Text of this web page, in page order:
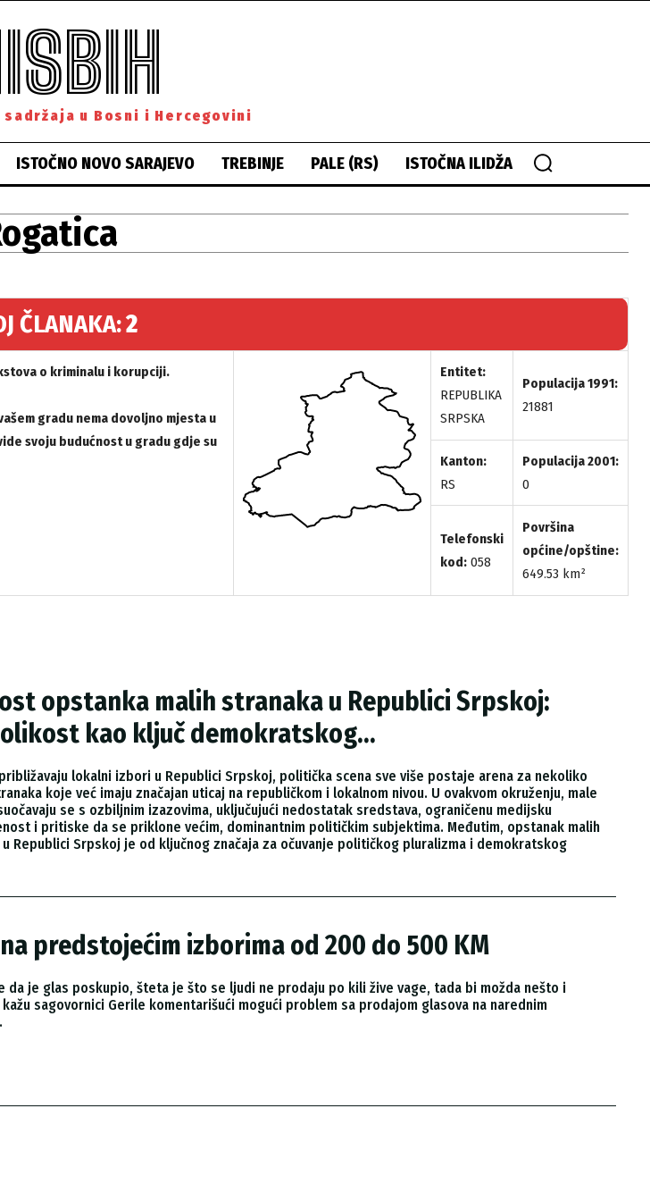
u Bosni i Hercegovini
ISTOČNO NOVO SARAJEVO TREBINJE PALE (RS) ISTOČNA ILIDŽA
ČLANAKA:2
o kriminalu i korupciji.
gradu nema dovoljno mjesta u
svoju budućnost u gradu gdje su
Entitet:
REPUBLIKA
SRPSKA
Populacija 1991:
21881
Kanton:
RS
Populacija 2001:
0
Telefonski
kod: 058
Površina
općine/opštine:
649.53 km²
opstanka malih stranaka u Republici Srpskoj:
kao ključ demokratskog...
lokalni izbori u Republici Srpskoj, politička scena sve više postaje arena za nekoliko
koje već imaju značajan uticaj na republičkom i lokalnom nivou. U ovakvom okruženju, male
se s ozbiljnim izazovima, uključujući nedostatak sredstava, ograničenu medijsku
i pritiske da se priklone većim, dominantnim političkim subjektima. Međutim, opstanak malih
Republici Srpskoj je od ključnog značaja za očuvanje političkog pluralizma i demokratskog
predstojećim izborima od 200 do 500 KM
da je glas poskupio, šteta je što se ljudi ne prodaju po kili žive vage, tada bi možda nešto i
sagovornici Gerile komentarišući mogući problem sa prodajom glasova na narednim